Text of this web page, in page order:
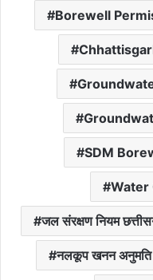
Borewell
SDM
Water
जल संरक्षण नियम
नलकूप खनन अनुमति